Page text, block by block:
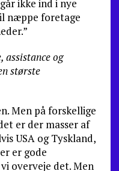
ikke ind i nye
næppe foretage
assistance og
største
Men på forskellige
er der masser af
USA og Tyskland,
er gode
overveje det. Men